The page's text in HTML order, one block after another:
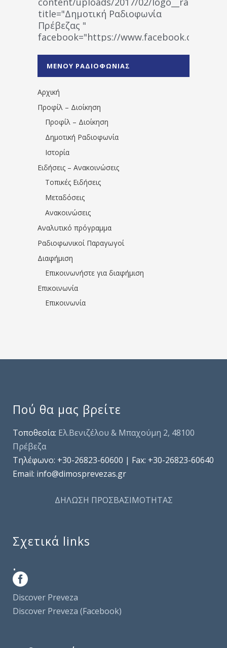
title="Δημοτική Ραδιοφωνία
Πρέβεζας "
facebook="https://www.facebook.com/
1531194763766854/" artist="" ]
ΜΕΝΟΥ ΡΑΔΙΟΦΩΝΙΑΣ
Αρχική
Προφίλ – Διοίκηση
Προφίλ – Διοίκηση
Δημοτική Ραδιοφωνία
Ιστορία
Ειδήσεις – Ανακοινώσεις
Τοπικές Ειδήσεις
Μεταδόσεις
Ανακοινώσεις
Αναλυτικό πρόγραμμα
Ραδιοφωνικοί Παραγωγοί
Διαφήμιση
Επικοινωνήστε για διαφήμιση
Επικοινωνία
Επικοινωνία
Πού θα μας βρείτε
Τοποθεσία: Ελ.Βενιζέλου & Μπαχούμη 2, 48100
Πρέβεζα
Τηλέφωνo: +30-26823-60600 | Fax: +30-26823-60640
Email: info@dimosprevezas.gr
ΔΗΛΩΣΗ ΠΡΟΣΒΑΣΙΜΟΤΗΤΑΣ
Σχετικά links
.
Discover Preveza
Discover Preveza (Facebook)